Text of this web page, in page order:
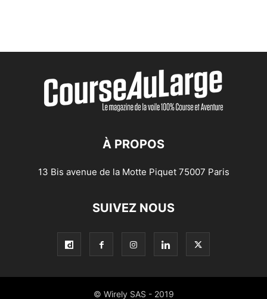
À PROPOS
13 Bis avenue de la Motte Piquet 75007 Paris
SUIVEZ NOUS
© Wirely SAS - 2019